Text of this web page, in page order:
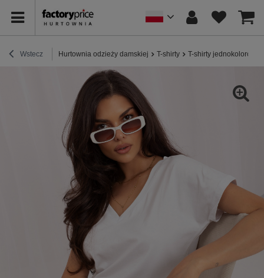
Wstecz Hurtownia odzieży damskiej T-shirty T-shirty jednokolorowe